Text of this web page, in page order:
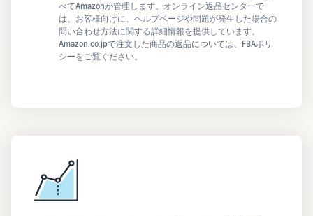
べてAmazonが管理します。オンライン返品センターで
は、お客様向けに、ヘルプページや問題が発生した場合の
問い合わせ方法に関する詳細情報を提供しています。
Amazon.co.jpで注文した商品の返品については、FBAポリ
シーをご覧ください。